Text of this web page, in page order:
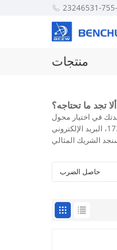
منتجات
ألا تجد ما تحتاجه؟